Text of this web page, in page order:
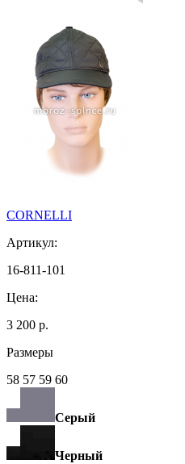
CORNELLI
Артикул:
16-811-101
Цена:
3 200 р.
Размеры
58 57 59 60
Серый
Черный